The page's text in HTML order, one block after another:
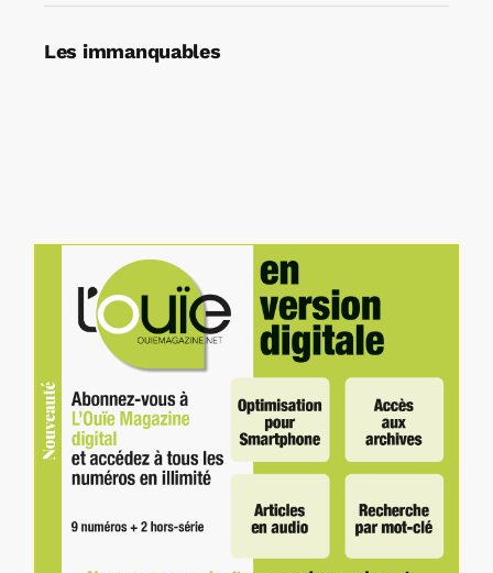
Les immanquables